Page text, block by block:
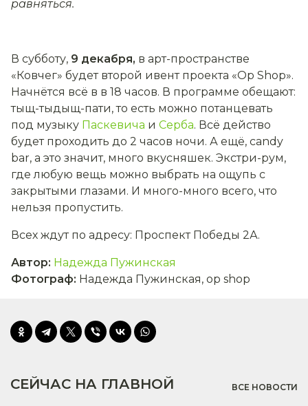
равняться.
В субботу, 9 декабря, в арт-пространстве
«Ковчег» будет второй ивент проекта «Op Shop».
Начнётся всё в в 18 часов. В программе обещают:
тыщ-тыдыщ-пати, то есть можно потанцевать
под музыку Паскевича и Серба. Всё действо
будет проходить до 2 часов ночи. А ещё, candy
bar, а это значит, много вкусняшек. Экстри-рум,
где любую вещь можно выбрать на ощупь с
закрытыми глазами. И много-много всего, что
нельзя пропустить.
Всех ждут по адресу: Проспект Победы 2А.
Автор: Надежда Пужинская
Фотограф: Надежда Пужинская, op shop
СЕЙЧАС НА ГЛАВНОЙ ВСЕ НОВОСТИ